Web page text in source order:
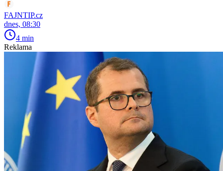
FAJNTIP.cz
dnes, 08:30
4 min
Reklama